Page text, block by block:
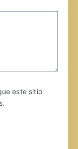
este sitio